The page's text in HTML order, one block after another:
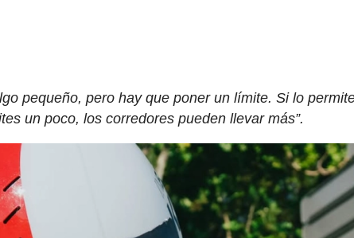
pequeño, pero hay que poner un límite. Si lo
un poco, los corredores pueden llevar más”.